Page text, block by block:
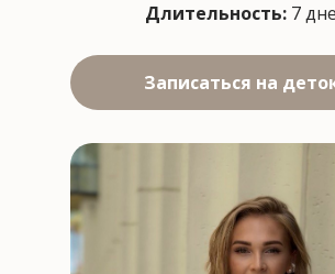
Длительность: 7
Записаться на